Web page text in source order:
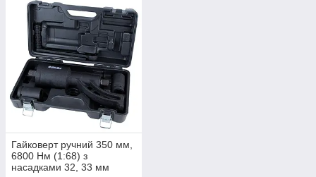
Гайковерт ручний 350 мм,
6800 Нм (1:68) з
насадками 32, 33 мм